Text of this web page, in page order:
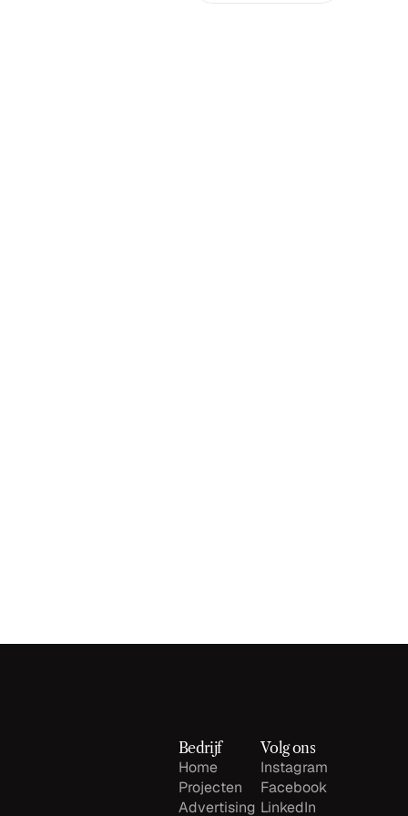
Bedrijf
Home
Projecten
Advertising
Volg ons
Instagram
Facebook
LinkedIn